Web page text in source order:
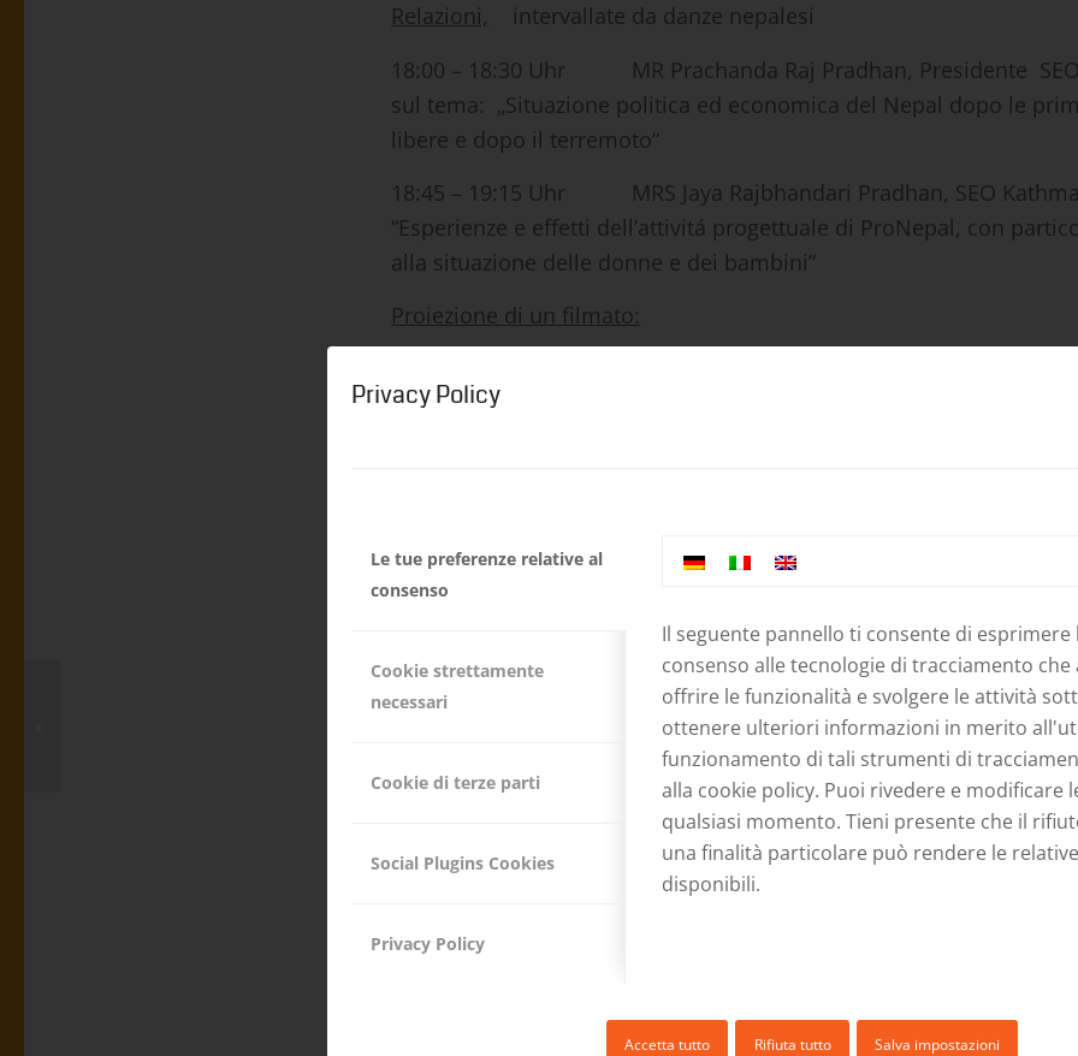
Privacy Policy
Le tue preferenze relative al
consenso
Cookie strettamente
necessari
Cookie di terze parti
Social Plugins Cookies
Privacy Policy
Il seguente pannello ti consente di
consenso alle tecnologie di tracciamento
offrire le funzionalità e svolgere le attività
ottenere ulteriori informazioni in merito
funzionamento di tali strumenti di
alla cookie policy. Puoi rivedere e modificare
qualsiasi momento. Tieni presente che il
una finalità particolare può rendere le
disponibili.
Accetta tutto Rifiuta tutto Salva impostazioni
Relazioni, intervallate da danze nepalesi
18:00 – 18:30 Uhr MR Prachanda Raj Pradhan, Presidente
sul tema: „Situazione politica ed economica del Nepal dopo le
libere e dopo il terremoto“
18:45 – 19:15 Uhr MRS Jaya Rajbhandari Pradhan, SEO
“Esperienze e effetti dell’attivitá progettuale di ProNepal, con
alla situazione delle donne e dei bambini”
Proiezione di un filmato:
min)( in lingua tedesca)
in collaborazione con AVS – Alpenverein Südtirol und soccorso
con il supporto della fondazione Cassa di Risparmio, Cassa rurale